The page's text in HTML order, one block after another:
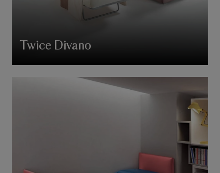
Twice Divano